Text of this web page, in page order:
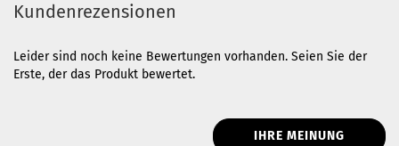
Kundenrezensionen
Leider sind noch keine Bewertungen vorhanden. Seien Sie der
Erste, der das Produkt bewertet.
IHRE MEINUNG